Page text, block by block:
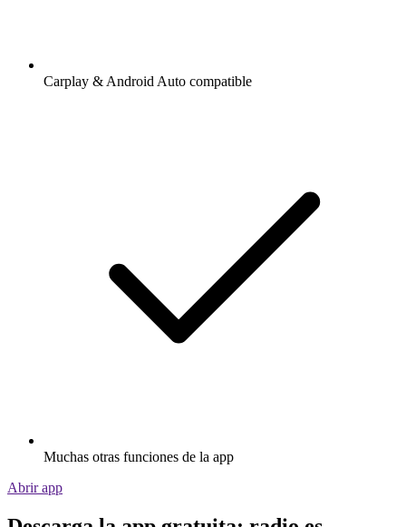
Carplay & Android Auto compatible
Muchas otras funciones de la app
Abrir app